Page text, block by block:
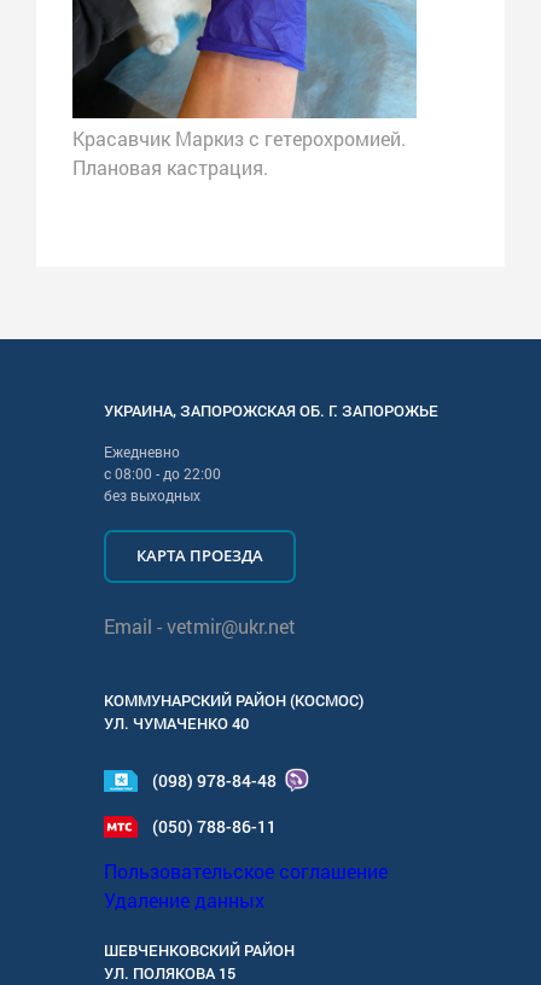
Красавчик Маркиз с гетерохромией.
Плановая кастрация.
УКРАИНА,ЗАПОРОЖСКАЯОБ. Г. ЗАПОРОЖЬЕ
Ежедневно
с08:00 - до22:00
без выходных
КАРТА ПРОЕЗДА
Email -vetmir@ukr.net
КОММУНАРСКИЙ РАЙОН (КОСМОС)
УЛ. ЧУМАЧЕНКО 40
(098) 978-84-48
(050) 788-86-11
Пользовательское соглашение
Удаление данных
ШЕВЧЕНКОВСКИЙ РАЙОН
УЛ. ПОЛЯКОВА 15